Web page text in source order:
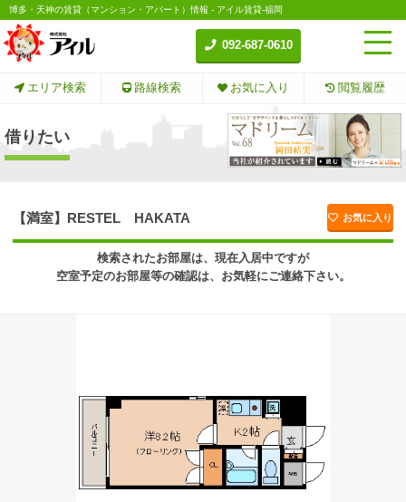
博多・天神の賃貸（マンション・アパート）情報 - アイル賃貸-福岡
092-687-0610
エリア検索 路線検索 お気に入り 閲覧履歴
借りたい
【満室】RESTEL HAKATA お気に入り
検索されたお部屋は、現在入居中ですが
空室予定のお部屋等の確認は、お気軽にご連絡下さい。